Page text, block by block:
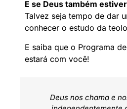
E se Deus também
Talvez seja tempo de dar
conhecer o estudo da
E saiba que o Programa
estará com você!
Deus nos chama e